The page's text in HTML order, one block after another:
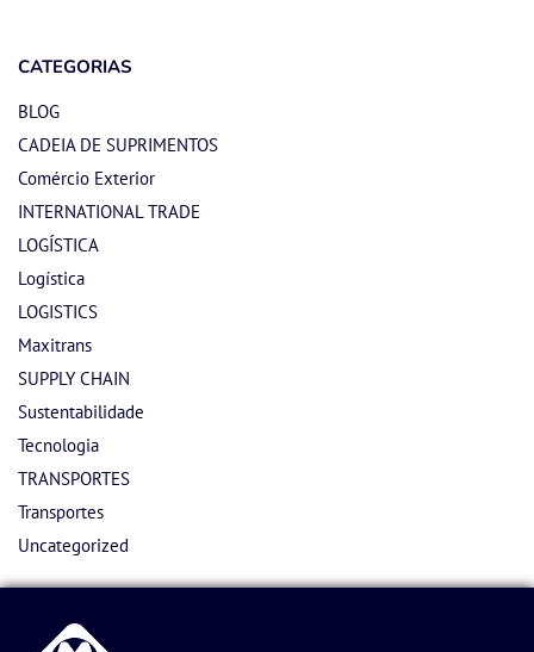
CATEGORIAS
BLOG
CADEIA DE SUPRIMENTOS
Comércio Exterior
INTERNATIONAL TRADE
LOGÍSTICA
Logística
LOGISTICS
Maxitrans
SUPPLY CHAIN
Sustentabilidade
Tecnologia
TRANSPORTES
Transportes
Uncategorized